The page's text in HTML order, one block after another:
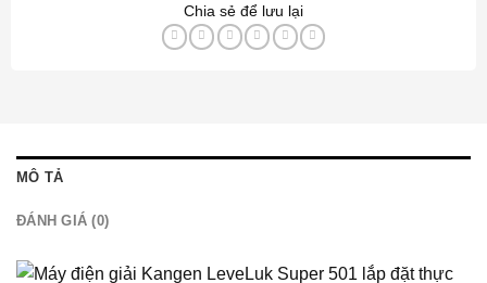
Chia sẻ để lưu lại
MÔ TẢ
ĐÁNH GIÁ (0)